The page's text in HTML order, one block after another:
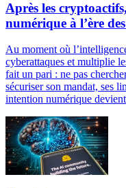
Après les
numérique à l’ère
Au moment où
cyberattaques et multiplie
fait un pari : ne pas
sécuriser son mandat, ses
intention numérique